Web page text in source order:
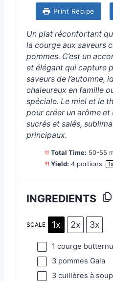
a
a
r
Print Recipe
Un plat réconfortant
la courge aux saveurs
pommes. C’est un
et élégant qui capture
saveurs de l’automne,
chaleureux en famille
spéciale. Le miel et le
pour créer un arôme et
sucrés et salés,
principaux.
Total Time: 50-55
Yield: 4portions 1x
INGREDIENTS
SCALE 1x 2x 3x
1 courge
3pommes Gala
3cuillères à